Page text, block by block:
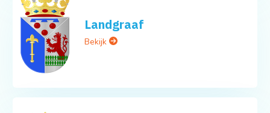
Landgraaf
Bekijk